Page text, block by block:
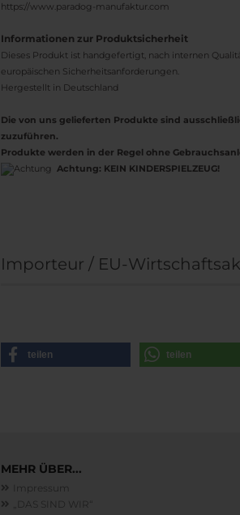
https://www.paradog-manufaktur.com
Informationen zur Produktsicherheit
Dieses Produkt ist handgefertigt, nach internen
europäischen Sicherheitsanforderungen.
Hergestellt in Deutschland
Die von uns gelieferten Produkte sind
zuzuführen.
Produkte werden in der Regel ohne
Achtung: KEIN KINDERSPIELZEUG!
Importeur / EU-
teilen teilen
MEHR ÜBER...
Impressum
„DAS SIND WIR“